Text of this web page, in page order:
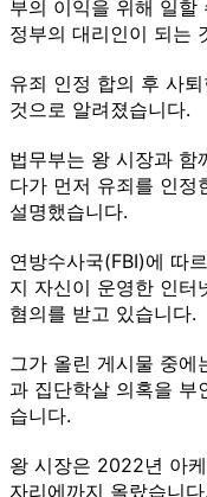
부의 이익을 위해 일할
정부의 대리인이 되는
유죄 인정 합의 후 사
것으로 알려졌습니다.
법무부는 왕 시장과 함
다가 먼저 유죄를 인정
설명했습니다.
연방수사국(FBI)에 따
지 자신이 운영한 인터
혐의를 받고 있습니다.
그가 올린 게시물 중에
과 집단학살 의혹을 부
습니다.
왕 시장은 2022년 아
자리에까지 올랐습니다.